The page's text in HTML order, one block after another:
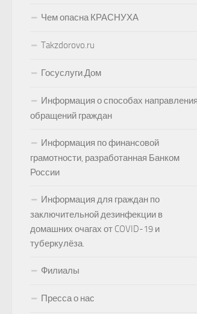
Чем опасна КРАСНУХА
Takzdorovo.ru
Госуслуги.Дом
Информация о способах направления
обращений граждан
Информация по финансовой
грамотности, разработанная Банком
России
Информация для граждан по
заключительной дезинфекции в
домашних очагах от COVID-19 и
туберкулёза.
Филиалы
Пресса о нас